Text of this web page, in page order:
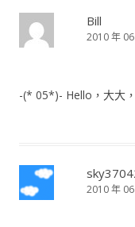
Bill
2010 年
-(* 05*)- Hello，大大
2010 年